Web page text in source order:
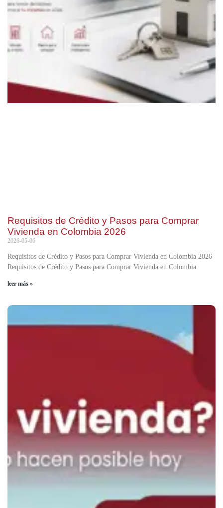
Requisitos de Crédito y Pasos para Comprar
Vivienda en Colombia 2026
2026-05-06
Requisitos de Crédito y Pasos para Comprar Vivienda en Colombia 2026
Requisitos de Crédito y Pasos para Comprar Vivienda en Colombia
leer más »